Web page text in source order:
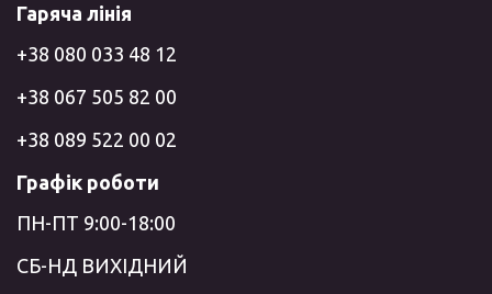
Гаряча лінія
+38 080 033 48 12
+38 067 505 82 00
+38 089 522 00 02
Графік роботи
ПН-ПТ 9:00-18:00
СБ-НД ВИХІДНИЙ